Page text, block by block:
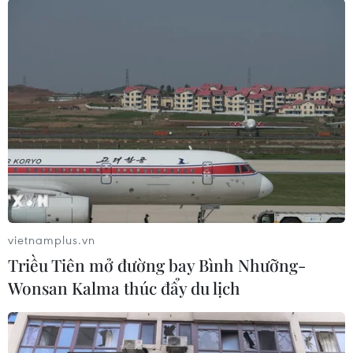
Trận động đất 7,8 độ tại đảo
Mindanao khiến 37 người thiệt
mạng, gần 500 người bị thương
và khoảng 20.000 người phải sơ
tán, trong khi công tác cứu hộ vẫn
đang được khẩn trương triển khai.
(TTXVN/Vietnam+)
vietnamplus.vn
Triều Tiên mở đường bay Bình Nhưỡng-
Wonsan Kalma thúc đẩy du lịch